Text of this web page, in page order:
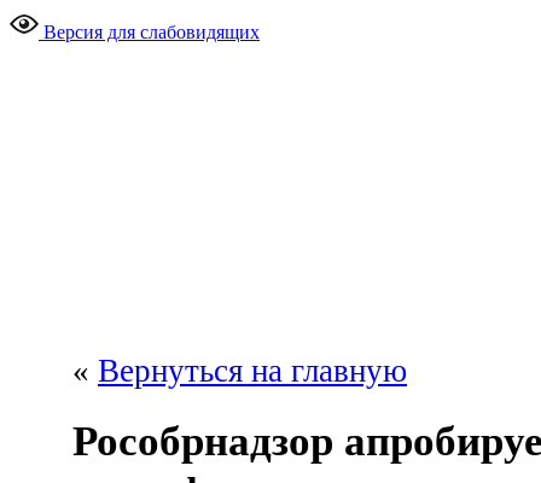
Версия для слабовидящих
« Вернуться на главную
Рособрнадзор